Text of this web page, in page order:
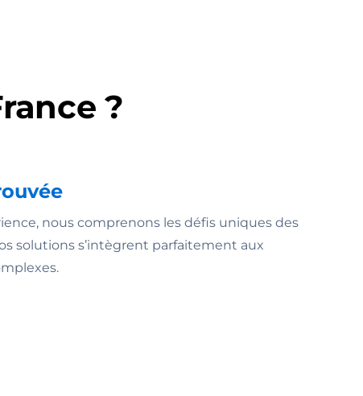
?
nous comprenons les défis uniques des
solutions s’intègrent parfaitement aux